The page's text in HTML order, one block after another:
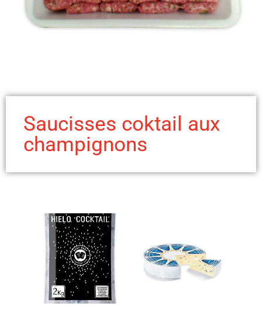
Saucisses coktail aux
champignons